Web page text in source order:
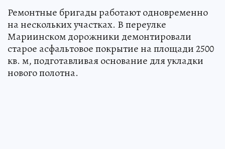
Ремонтные бригады работают одновременно
на нескольких участках. В переулке
Мариинском дорожники демонтировали
старое асфальтовое покрытие на площади 2500
кв. м, подготавливая основание для укладки
нового полотна.